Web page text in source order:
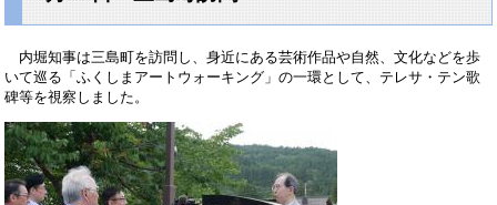
内堀知事は三島町を訪問し、身近にある芸術作品や自然、文化などを歩
いて巡る「ふくしまアートウォーキング」の一環として、テレサ・テン歌
碑等を視察しました。